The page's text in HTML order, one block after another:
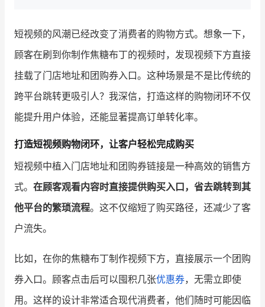
新零售资讯
培训课程
增长俱乐部
增长俱乐部 有赞商盟
商家社区 社群交流
认证服务商 设计服务商
短视频的风潮已经改变了消费者的购物方式。想象一下，
顾客在刷到你制作焦糖布丁的视频时，发现视频下方直接
挂载了门店地址和团购券入口。这种场景是不是比传统的
跨平台跳转更吸引人？我深信，打造这样的购物闭环不仅
能提升用户体验，还能显著提高订单转化率。
打造短视频购物闭环，让客户轻松完成购买
短视频中植入门店地址和团购券链接是一种高效的销售方
式。 在顾客观看内容时直接提供购买入口，省去跳转到其
他平台的繁琐流程。这不仅缩短了购买路径，还减少了客
户流失。
比如，在你的焦糖布丁制作视频下方，直接展示一个团购
券入口。顾客点击后可以囤积几张优惠券，无需立即使
用。这样的设计非常适合现代消费者，他们随时可能因临